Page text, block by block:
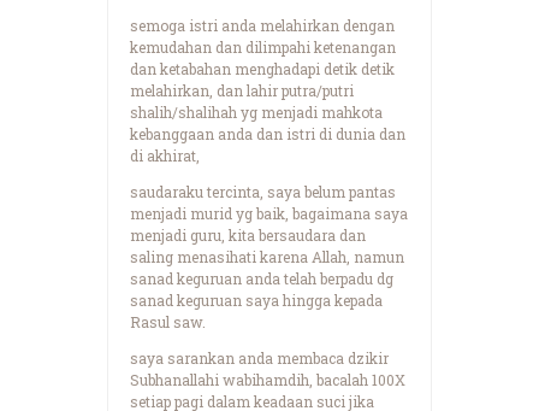
semoga istri anda melahirkan dengan
kemudahan dan dilimpahi ketenangan
dan ketabahan menghadapi detik detik
melahirkan, dan lahir putra/putri
shalih/shalihah yg menjadi mahkota
kebanggaan anda dan istri di dunia dan
di akhirat,
saudaraku tercinta, saya belum pantas
menjadi murid yg baik, bagaimana saya
menjadi guru, kita bersaudara dan
saling menasihati karena Allah, namun
sanad keguruan anda telah berpadu dg
sanad keguruan saya hingga kepada
Rasul saw.
saya sarankan anda membaca dzikir
Subhanallahi wabihamdih, bacalah 100X
setiap pagi dalam keadaan suci jika